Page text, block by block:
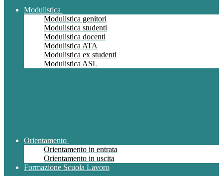
Modulistica
Modulistica genitori
Modulistica studenti
Modulistica docenti
Modulistica ATA
Modulistica ex studenti
Modulistica ASL
Orientamento
Orientamento in entrata
Orientamento in uscita
Formazione Scuola Lavoro